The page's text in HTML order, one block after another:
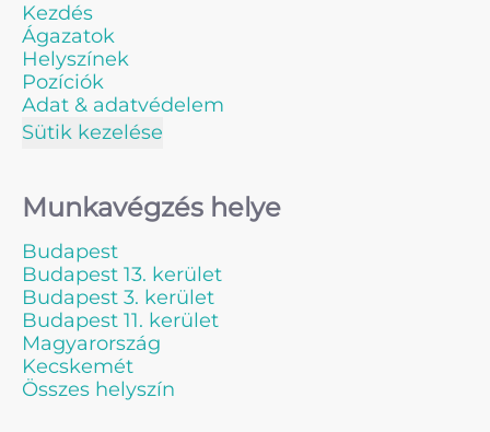
Kezdés
Ágazatok
Helyszínek
Pozíciók
Adat & adatvédelem
Sütik kezelése
Munkavégzés helye
Budapest
Budapest 13. kerület
Budapest 3. kerület
Budapest 11. kerület
Magyarország
Kecskemét
Összes helyszín